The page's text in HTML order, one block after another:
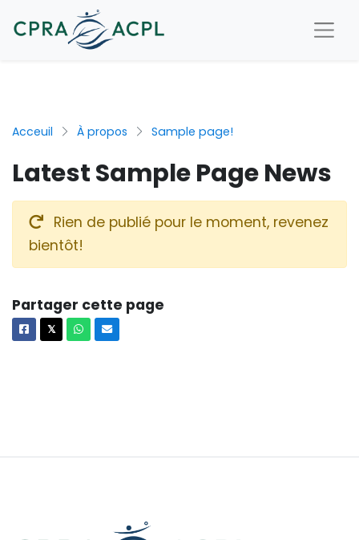
Acceuil À propos Sample page!
Latest Sample Page News
Rien de publié pour le moment, revenez
bientôt!
Partager cette page
Facebook
𝕏X Whatsapp
Courriel